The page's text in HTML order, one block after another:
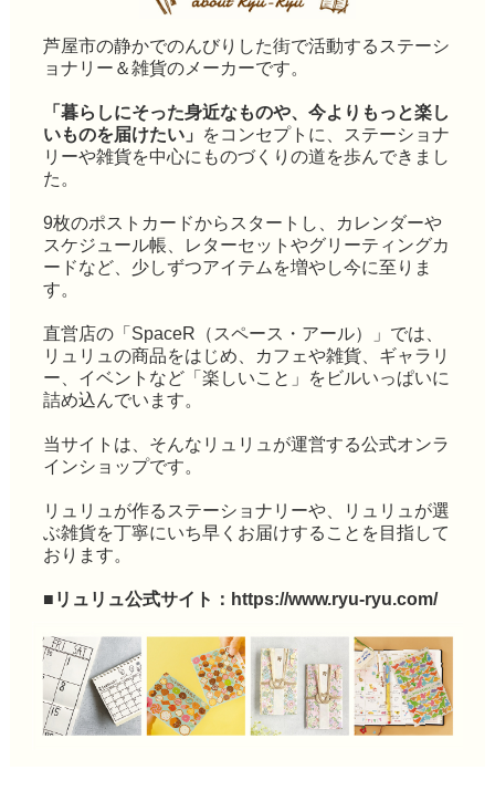
芦屋市の静かでのんびりした街で活動するステーシ
ョナリー＆雑貨のメーカーです。
「暮らしにそった身近なものや、今よりもっと楽し
いものを届けたい」
をコンセプトに、ステーショナ
リーや雑貨を中心にものづくりの道を歩んできまし
た。
9枚のポストカードからスタートし、カレンダーや
スケジュール帳、レターセットやグリーティングカ
ードなど、少しずつアイテムを増やし今に至りま
す。
直営店の「SpaceR（スペース・アール）」では、
リュリュの商品をはじめ、カフェや雑貨、ギャラリ
ー、イベントなど「楽しいこと」をビルいっぱいに
詰め込んでいます。
当サイトは、そんなリュリュが運営する公式オンラ
インショップです。
リュリュが作るステーショナリーや、リュリュが選
ぶ雑貨を丁寧にいち早くお届けすることを目指して
おります。
■リュリュ公式サイト： https://www.ryu-ryu.com/